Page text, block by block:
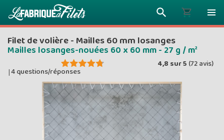
Plus vous
moins
ENVOYEZ
Filet de volière - Mailles 60 mm losanges
Mailles losanges-nouées 60 x 60 mm - 27 g / m²
4,8 sur5 (72avis)
|4 questions/réponses